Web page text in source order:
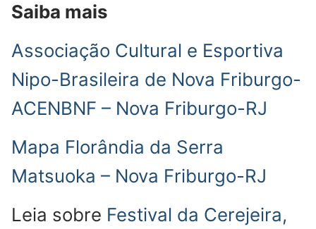
Saiba mais
Associação Cultural e Esportiva
Nipo-Brasileira de Nova Friburgo-
ACENBNF – Nova Friburgo-RJ
Mapa Florândia da Serra
Matsuoka – Nova Friburgo-RJ
Leia sobre Festival da Cerejeira,